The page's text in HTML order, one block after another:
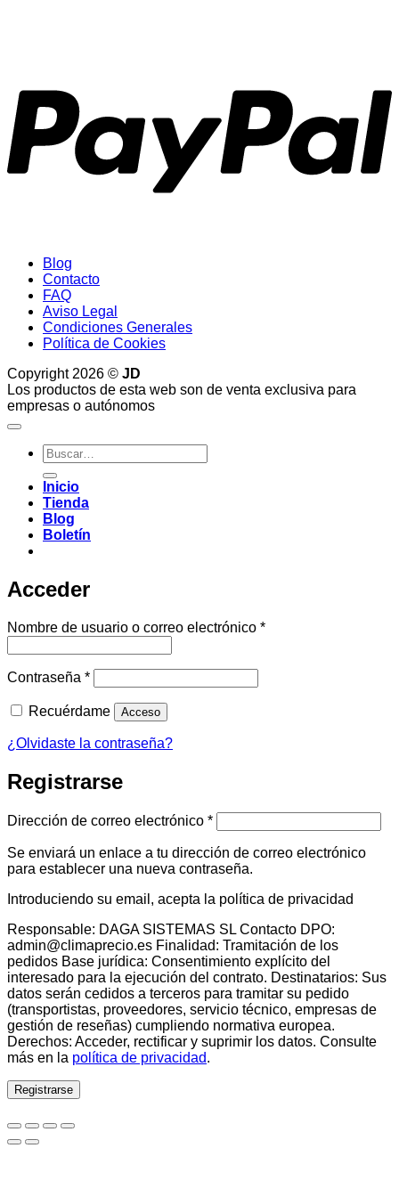
Blog
Contacto
FAQ
Aviso Legal
Condiciones Generales
Política de Cookies
Copyright 2026 © JD
Los productos de esta web son de venta exclusiva para
empresas o autónomos
Buscar
por:
Inicio
Tienda
Blog
Boletín
Acceder
Nombre de usuario o correo electrónico *Obligatorio
Contraseña *Obligatorio
Recuérdame Acceso
¿Olvidaste la contraseña?
Registrarse
Dirección de correo electrónico *Obligatorio
Se enviará un enlace a tu dirección de correo electrónico
para establecer una nueva contraseña.
Introduciendo su email, acepta la política de privacidad
Responsable: DAGA SISTEMAS SL Contacto DPO:
admin@climaprecio.es Finalidad: Tramitación de los
pedidos Base jurídica: Consentimiento explícito del
interesado para la ejecución del contrato. Destinatarios: Sus
datos serán cedidos a terceros para tramitar su pedido
(transportistas, proveedores, servicio técnico, empresas de
gestión de reseñas) cumpliendo normativa europea.
Derechos: Acceder, rectificar y suprimir los datos. Consulte
más en la política de privacidad.
Registrarse